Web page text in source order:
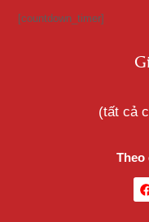
[countdown_timer]
(tất cả
Theo